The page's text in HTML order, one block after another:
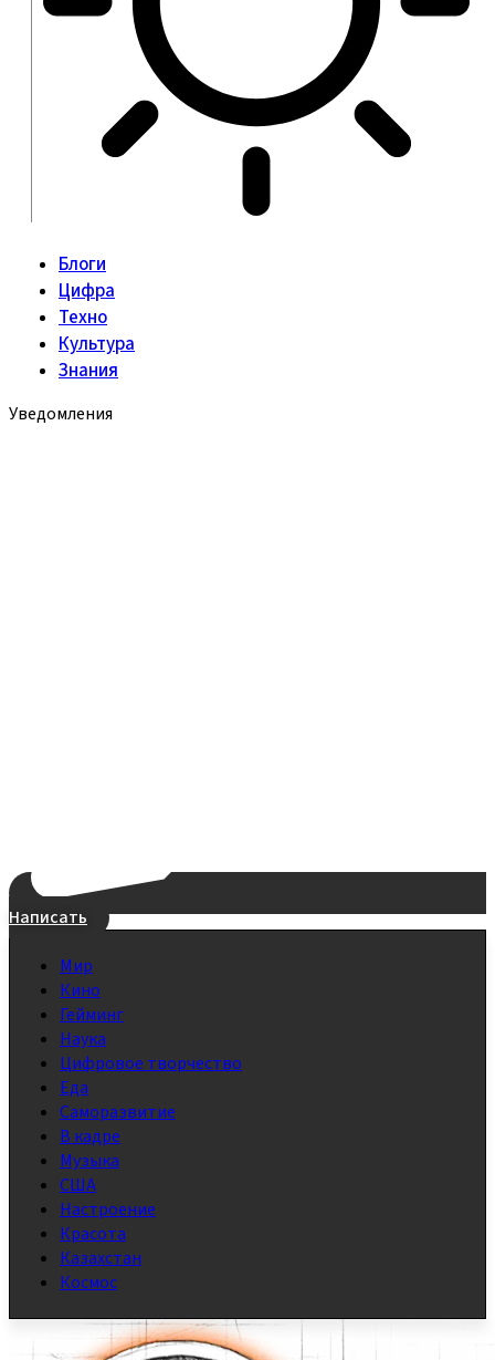
Блоги
Цифра
Техно
Культура
Знания
Уведомления
Написать
Мир
Кино
Гейминг
Наука
Цифровое творчество
Еда
Саморазвитие
В кадре
Музыка
США
Настроение
Красота
Казахстан
Космос